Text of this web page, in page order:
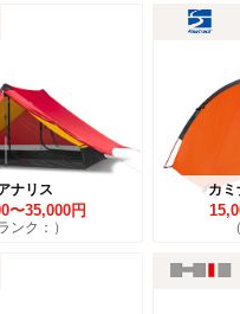
ナリス
〜35,000円
ンク：）
カミ